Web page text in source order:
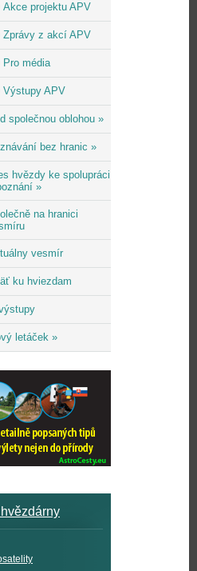
Akce projektu APV
Zprávy z akcí APV
Pro média
Výstupy APV
společnou oblohou »
bez hranic »
hvězdy ke spolupráci
»
na hranici
vesmír
ku hviezdam
letáček »